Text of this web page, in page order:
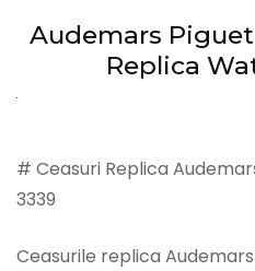
Audemars
Replica
# Ceasuri Replica
3339
Ceasurile replica